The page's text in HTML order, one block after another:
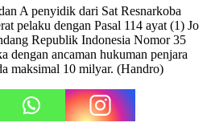
A penyidik dari Sat Resnarkoba
pelaku dengan Pasal 114 ayat (1) Jo
Republik Indonesia Nomor 35
dengan ancaman hukuman penjara
maksimal 10 milyar. (Handro)